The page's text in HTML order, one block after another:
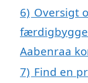
6) Oversigt
Aabenraa
7) Find en